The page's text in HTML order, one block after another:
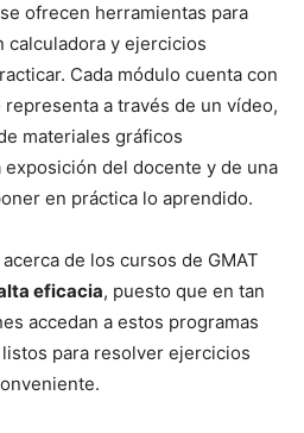
ofrecen herramientas para
calculadora y ejercicios
Cada módulo cuenta con
a través de un vídeo,
materiales gráficos
del docente y de una
en práctica lo aprendido.
de los cursos de GMAT
eficacia, puesto que en tan
accedan a estos programas
para resolver ejercicios